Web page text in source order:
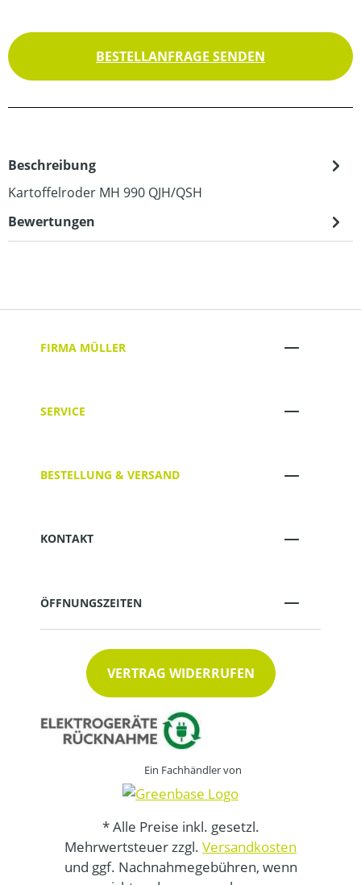
BESTELLANFRAGE SENDEN
Beschreibung
Kartoffelroder MH 990 QJH/QSH
Bewertungen
FIRMA MÜLLER
SERVICE
BESTELLUNG & VERSAND
KONTAKT
ÖFFNUNGSZEITEN
VERTRAG WIDERRUFEN
Ein Fachhändler von
* Alle Preise inkl. gesetzl.
Mehrwertsteuer zzgl. Versandkosten
und ggf. Nachnahmegebühren, wenn